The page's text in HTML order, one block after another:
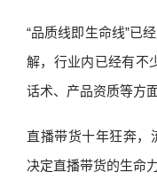
“品质线即生命线”已
解，行业内已经有不
话术、产品资质等方
直播带货十年狂奔，
决定直播带货的生命